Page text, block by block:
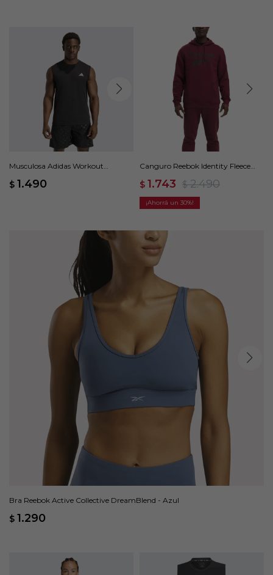
Musculosa Adidas Workout
$ 1.490
Canguro Reebok Identity Fleece
$ 1.743 $ 2.490
30
Bra Reebok Active Collective DreamBlend - Azul
$ 1.290